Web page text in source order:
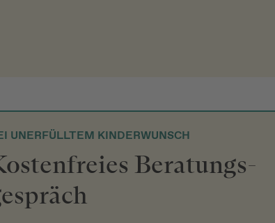
UNERFÜLLTEM KINDERWUNSCH
Beratungs-